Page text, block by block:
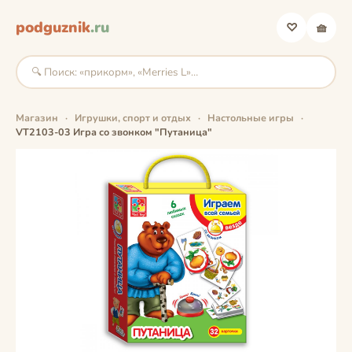
podguznik.ru ♡ 🧺
Магазин · Игрушки, спорт и отдых · Настольные игры ·
VT2103-03 Игра со звонком "Путаница"
фото скоро